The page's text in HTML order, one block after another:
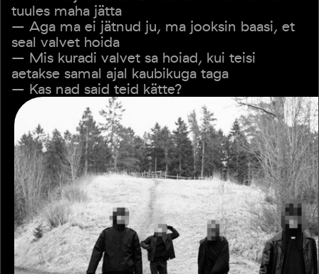
tuules maha jätta
– Aga ma ei jätnud ju, ma jooksin baasi, et
seal valvet hoida
– Mis kuradi valvet sa hoiad, kui teisi
aetakse samal ajal kaubikuga taga
– Kas nad said teid kätte?